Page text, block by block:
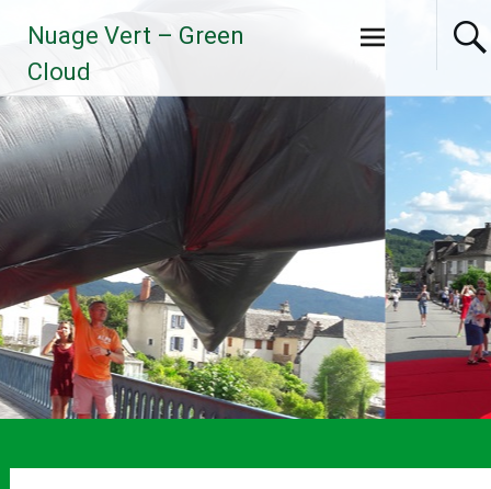
contenu
principal
Nuage Vert – Green
Cloud